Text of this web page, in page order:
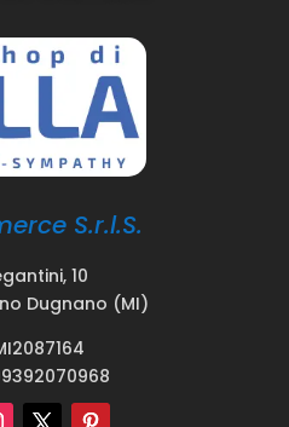
S.r.l.S.
10
Dugnano (MI)